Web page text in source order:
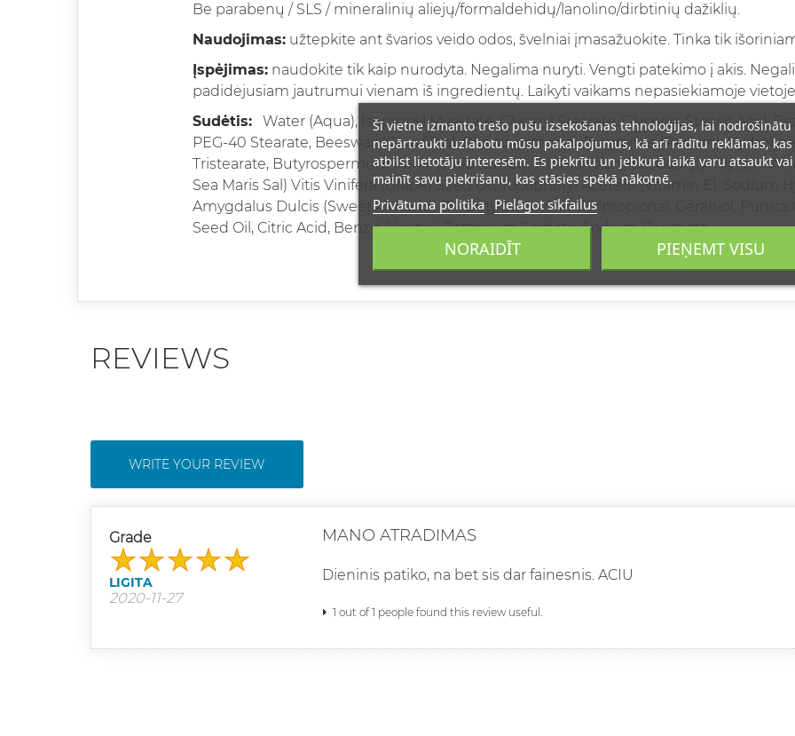
Be parabenų / SLS / mineralinių aliejų/formaldehidų/lanolino/dirbtinių dažiklių.
Naudojimas: užtepkite ant švarios veido odos, švelniai įmasažuokite. Tinka tik
Įspėjimas: naudokite tik kaip nurodyta. Negalima nuryti. Vengti patekimo į akis.
padidėjusiam jautrumui vienam iš ingredientų. Laikyti vaikams nepasiekiamoje
Sudėtis:
Water (Aqua), Isopropyl Myristate, Glyceryl Stearate, Glycerin, Stearic Acid,
PEG-40 Stearate, Beeswax (Cera Slba), Phenoxyethanol, Fragrance (Parfum),
Tristearate, Butyrospermum Parkii (shea Butter), Triethanolamine, Caprylyl Glycol,
Sea Maris Sal) Vitis Vinifera (Grape) Seed Oil, Tocopheryl Acetete (Vitamin E), Sodium
Amygdalus Dulcis (Sweet Almond) Oil, Butylphenyl Methylpropional, Geraniol,
Seed Oil, Citric Acid, Benzyl Alcohol, Potassium Sorbate, Sodium Benzoate
REVIEWS
WRITE YOUR REVIEW
Grade
LIGITA
2020-11-27
MANO ATRADIMAS
Dieninis patiko, na bet sis dar fainesnis. ACIU
1 out of 1 people found this review useful.
Šī vietne izmanto trešo pušu izsekošanas tehnoloģijas, lai nodrošinātu
nepārtraukti uzlabotu mūsu pakalpojumus, kā arī rādītu reklāmas, kas
atbilst lietotāju interesēm. Es piekrītu un jebkurā laikā varu atsaukt vai
mainīt savu piekrišanu, kas stāsies spēkā nākotnē.
Privātuma politika Pielāgot sīkfailus
NORAIDĪT PIEŅEMT VISU